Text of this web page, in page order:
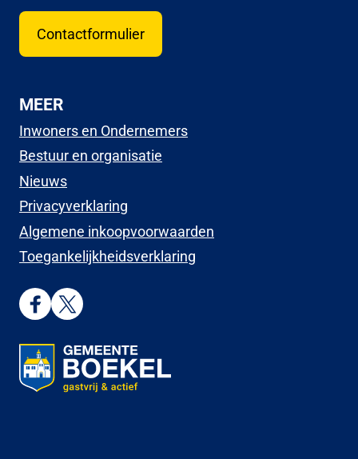
Contactformulier
MEER
Inwoners en Ondernemers
Bestuur en organisatie
Nieuws
Privacyverklaring
Algemene inkoopvoorwaarden
Toegankelijkheidsverklaring